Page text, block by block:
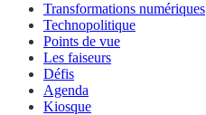
Transformations numériques
Technopolitique
Points de vue
Les faiseurs
Défis
Agenda
Kiosque